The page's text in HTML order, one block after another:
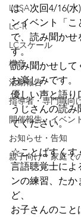
LCSA
LC-R
LCスケール
構音
活動報告
指導者・専門職向
開催報告・イベン
お知らせ・告知
親子向け・家庭で
は、次回4/16(
ンイベント「こ
で、読み聞か
す。
読み聞かせして
お楽しみです。
優しい声と語り
うじさんの読み
てください。
☆ことばすくす
言語聴覚士によ
ンの練習、た
ど、
お子さんのこと